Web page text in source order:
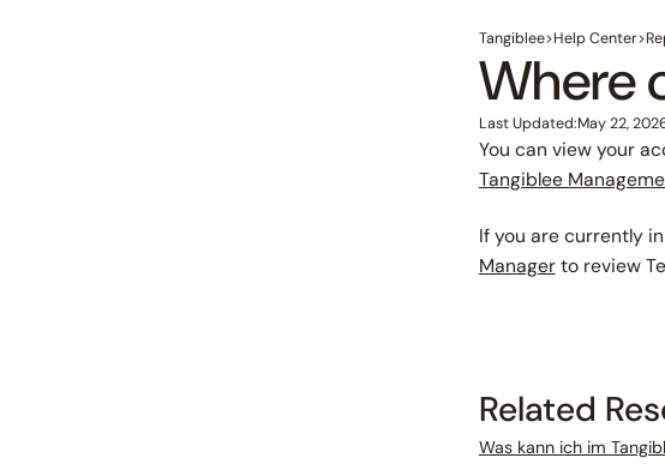
Tangiblee>Help Center>
Where
Last Updated:May 22,
You can view your
Tangiblee
If you are currently
Managerto review
Related
Was kann ich im